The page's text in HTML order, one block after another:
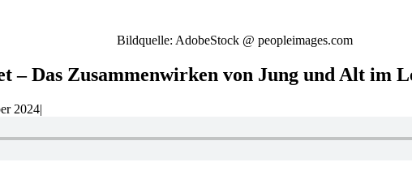
Bildquelle: AdobeStock @ peopleimages.com
– Das Zusammenwirken von Jung und Alt im
2024|